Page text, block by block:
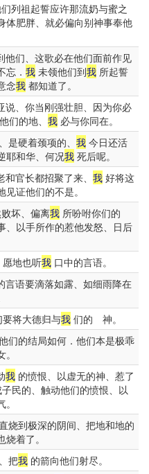
列祖起誓应许那流奶与蜜之
体肥胖、就必偏向别神事奉他
他们、这歌必在他们面前作见
忘． 我未领他们到我所起誓
念我都知道了。
说、你当刚强壮胆、因为你必
们的地、 我必与你同在。
是硬着颈项的、 我 今日还活
耶和华、何况我死后呢。
官长都招聚了来、 我 好将这
证他们的不是。
坏、偏离我 所吩咐你们的
、以手所作的惹他发怒、日后
地也听我 口中的言语。
言语要滴落如露、如细雨降在
将大德归与我 们的 神。
们的结局如何．他们本是极乖
我 的愤恨、以虚无的神、惹了
民的、触动他们的愤恨、以
烧到极深的阴间、把地和地的
着了。
把我 的箭向他们射尽。